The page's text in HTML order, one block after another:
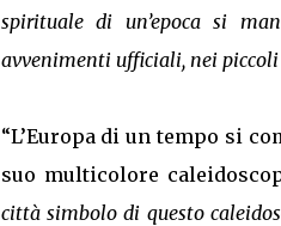
spirituale di un’epoca si
avvenimenti ufficiali, nei
“L’Europa di un tempo si
suo multicolore
città simbolo di questo